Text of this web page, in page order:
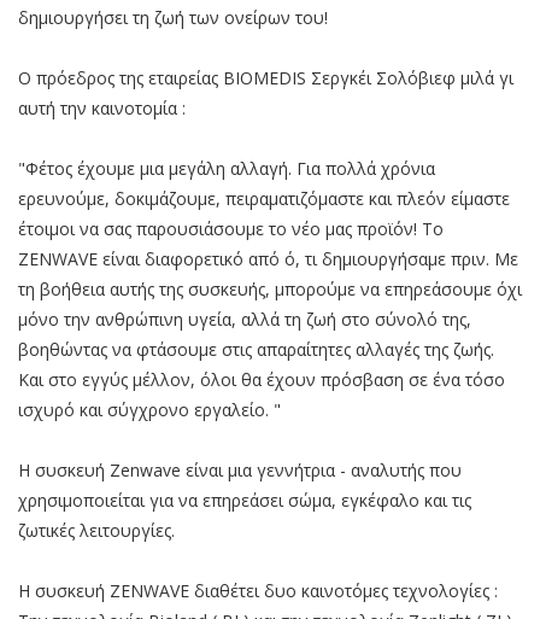
δημιουργήσει τη ζωή των ονείρων του!
Ο πρόεδρος της εταιρείας BIOMEDIS Σεργκέι Σολόβιεφ μιλά γι
αυτή την καινοτομία :
"Φέτος έχουμε μια μεγάλη αλλαγή. Για πολλά χρόνια
ερευνούμε, δοκιμάζουμε, πειραματιζόμαστε και πλεόν είμαστε
έτοιμοι να σας παρουσιάσουμε το νέο μας προϊόν! Το
ZENWAVE είναι διαφορετικό από ό, τι δημιουργήσαμε πριν. Με
τη βοήθεια αυτής της συσκευής, μπορούμε να επηρεάσουμε όχι
μόνο την ανθρώπινη υγεία, αλλά τη ζωή στο σύνολό της,
βοηθώντας να φτάσουμε στις απαραίτητες αλλαγές της ζωής.
Και στο εγγύς μέλλον, όλοι θα έχουν πρόσβαση σε ένα τόσο
ισχυρό και σύγχρονο εργαλείο. "
Η συσκευή Zenwave είναι μια γεννήτρια - αναλυτής που
χρησιμοποιείται για να επηρεάσει σώμα, εγκέφαλο και τις
ζωτικές λειτουργίες.
Η συσκευή ZENWAVE διαθέτει δυο καινοτόμες τεχνολογίες :